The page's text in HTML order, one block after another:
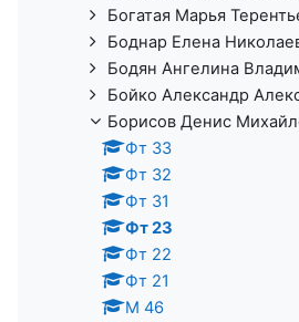
Богатая Марья
Боднар Елена
Бодян Ангелина
Бойко Александр
Борисов Денис
Фт 33
Фт 32
Фт 31
Фт 23
Фт 22
Фт 21
М 46